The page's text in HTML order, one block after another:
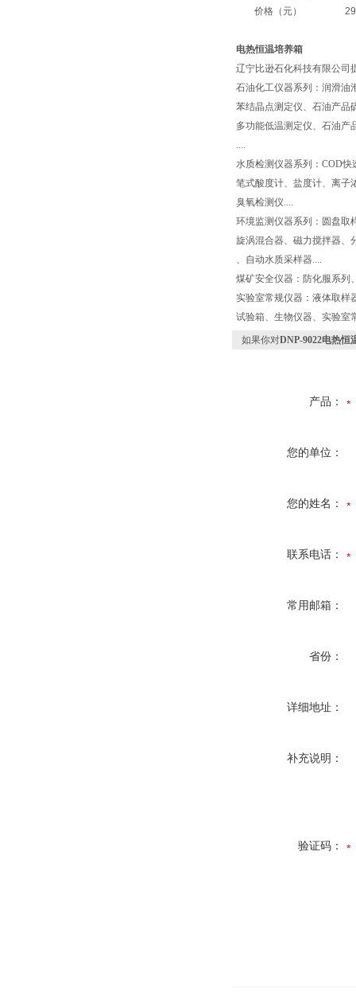
价格（元）
电热恒温培养箱
辽宁比逊石化科技有限公司
石油化工仪器系列：润滑油
苯结晶点测定仪、石油产品
多功能低温测定仪、石油产
....
水质检测仪器系列：COD
笔式酸度计、盐度计、离子
臭氧检测仪....
环境监测仪器系列：圆盘取
旋涡混合器、磁力搅拌器、
、自动水质采样器....
煤矿安全仪器：防化服系列
实验室常规仪器：液体取样
试验箱、生物仪器、实验室
如果你对DNP-9022电热恒
产品：
您的单位：
您的姓名：
联系电话：
常用邮箱：
省份：
详细地址：
补充说明：
验证码：